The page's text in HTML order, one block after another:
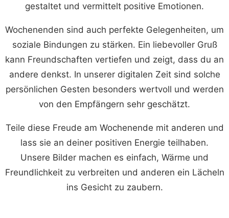
gestaltet und vermittelt positive Emotionen.
Wochenenden sind auch perfekte Gelegenheiten, um
soziale Bindungen zu stärken. Ein liebevoller Gruß
kann Freundschaften vertiefen und zeigt, dass du an
andere denkst. In unserer digitalen Zeit sind solche
persönlichen Gesten besonders wertvoll und werden
von den Empfängern sehr geschätzt.
Teile diese Freude am Wochenende mit anderen und
lass sie an deiner positiven Energie teilhaben.
Unsere Bilder machen es einfach, Wärme und
Freundlichkeit zu verbreiten und anderen ein Lächeln
ins Gesicht zu zaubern.